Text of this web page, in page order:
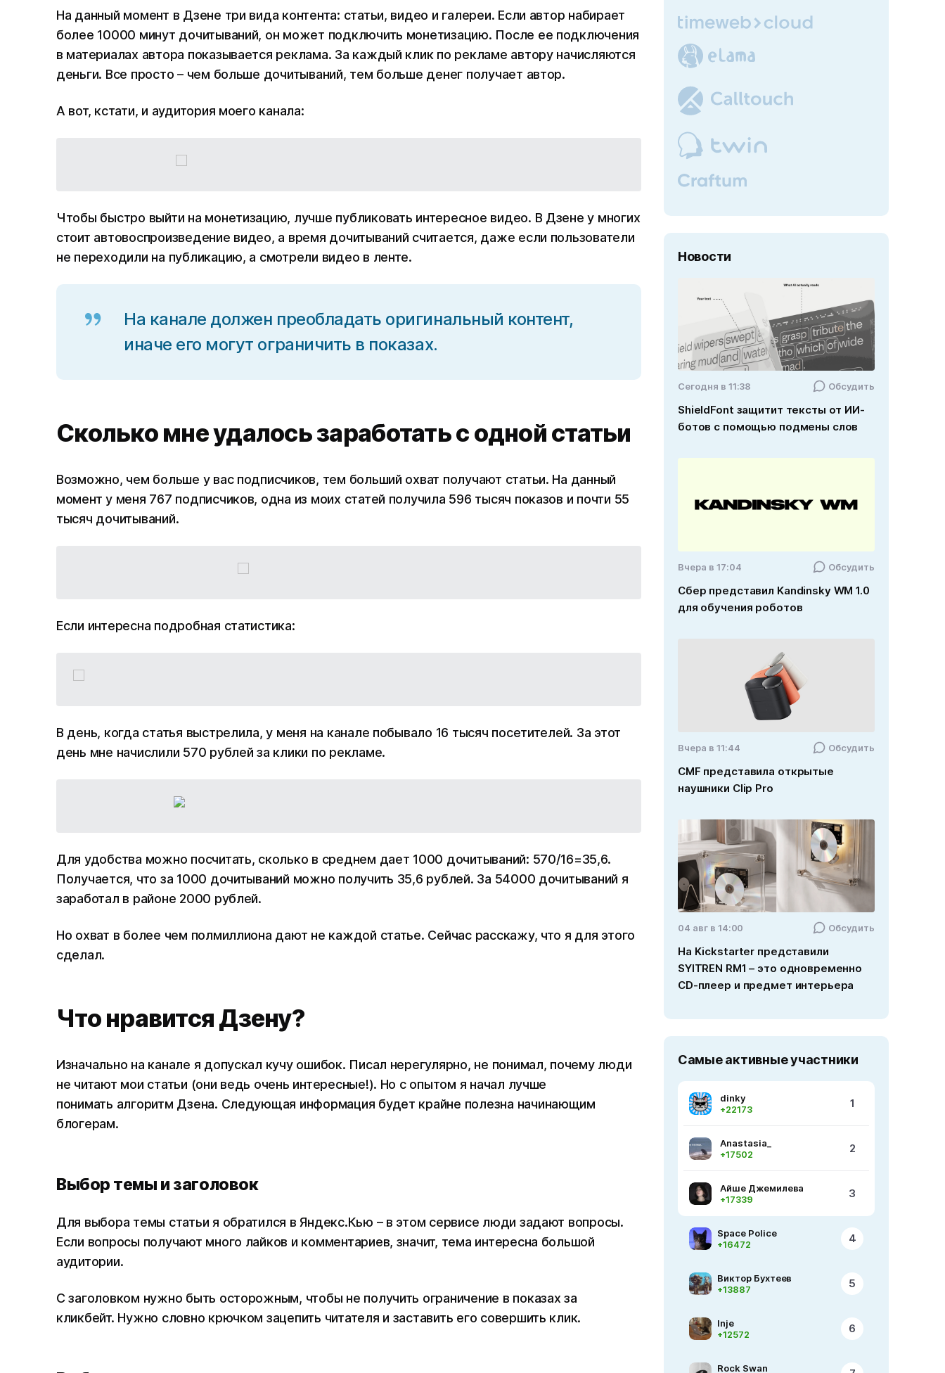
На данный момент в Дзене три вида контента: статьи, видео и галереи. Если автор набирает
более 10000 минут дочитываний, он может подключить монетизацию. После ее подключения
в материалах автора показывается реклама. За каждый клик по рекламе автору начисляются
деньги. Все просто – чем больше дочитываний, тем больше денег получает автор.
А вот, кстати, и аудитория моего канала:
Чтобы быстро выйти на монетизацию, лучше публиковать интересное видео. В Дзене у многих
стоит автовоспроизведение видео, а время дочитываний считается, даже если пользователи
не переходили на публикацию, а смотрели видео в ленте.
На канале должен преобладать оригинальный контент,
иначе его могут ограничить в показах.
Сколько мне удалось заработать с одной статьи
Возможно, чем больше у вас подписчиков, тем больший охват получают статьи. На данный
момент у меня 767 подписчиков, одна из моих статей получила 596 тысяч показов и почти 55
тысяч дочитываний.
Если интересна подробная статистика:
В день, когда статья выстрелила, у меня на канале побывало 16 тысяч посетителей. За этот
день мне начислили 570 рублей за клики по рекламе.
Для удобства можно посчитать, сколько в среднем дает 1000 дочитываний: 570/16=35,6.
Получается, что за 1000 дочитываний можно получить 35,6 рублей. За 54000 дочитываний я
заработал в районе 2000 рублей.
Но охват в более чем полмиллиона дают не каждой статье. Сейчас расскажу, что я для этого
сделал.
Что нравится Дзену?
Изначально на канале я допускал кучу ошибок. Писал нерегулярно, не понимал, почему люди
не читают мои статьи (они ведь очень интересные!). Но с опытом я начал лучше
понимать алгоритм Дзена. Следующая информация будет крайне полезна начинающим
блогерам.
Выбор темы и заголовок
Для выбора темы статьи я обратился в Яндекс.Кью – в этом сервисе люди задают вопросы.
Если вопросы получают много лайков и комментариев, значит, тема интересна большой
аудитории.
С заголовком нужно быть осторожным, чтобы не получить ограничение в показах за
кликбейт. Нужно словно крючком зацепить читателя и заставить его совершить клик.
Новости
Cегодня в 11:38 Обсудить
ShieldFont защитит тексты от ИИ-
ботов с помощью подмены слов
Вчера в 17:04 Обсудить
Сбер представил Kandinsky WM 1.0
для обучения роботов
Вчера в 11:44 Обсудить
CMF представила открытые
наушники Clip Pro
04 авг в 14:00 Обсудить
На Kickstarter представили
SYITREN RM1 – это одновременно
CD-плеер и предмет интерьера
Самые активные участники
dinky
+22173
1
Anastasia_
+17502
2
Айше Джемилева
+17339
3
Space Police
+16472
4
Виктор Бухтеев
+13887
5
Inje
+12572
6
Rock Swan